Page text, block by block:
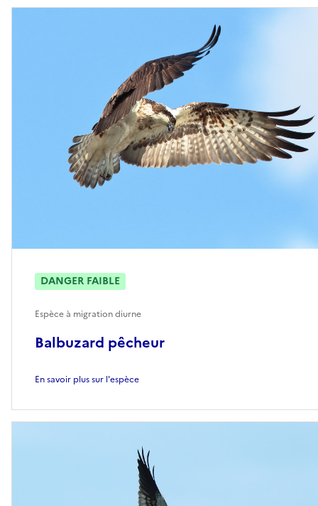
Balbuzard pêcheur
DANGER FAIBLE
Espèce à migration diurne
En savoir plus sur l'espèce